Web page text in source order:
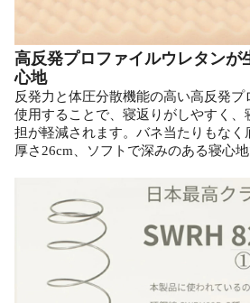
高反発プロファイルウレタンが
心地
反発力と体圧分散機能の高い高反発
使用することで、寝返りがしやすく、
担が軽減されます。バネ当たりもなく
厚さ26cm、ソフトで深みのある寝心地